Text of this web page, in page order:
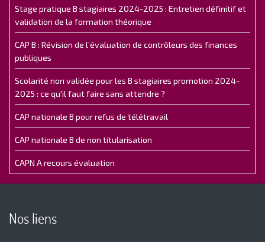
Stage pratique B stagiaires 2024-2025 : Entretien définitif et
validation de la formation théorique
CAP B : Révision de l’évaluation de contrôleurs des finances
publiques
Scolarité non validée pour les B stagiaires promotion 2024-
2025 : ce qu'il faut faire sans attendre ?
CAP nationale B pour refus de télétravail
CAP nationale B de non titularisation
CAPN A recours évaluation
Nos liens